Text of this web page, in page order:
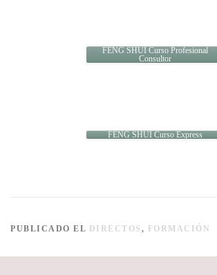
FENG SHUI Curso Profesional
Consultor
FENG SHUI Curso Express
PUBLICADO EL DIRECTOS , FORMACIÓN